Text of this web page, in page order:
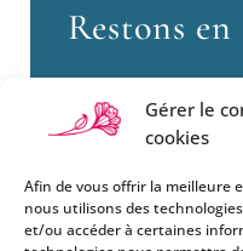
Gérer le
cookies
Afin de vous offrir la meilleure
nous utilisons des
et/ou accéder à certaines
Restons